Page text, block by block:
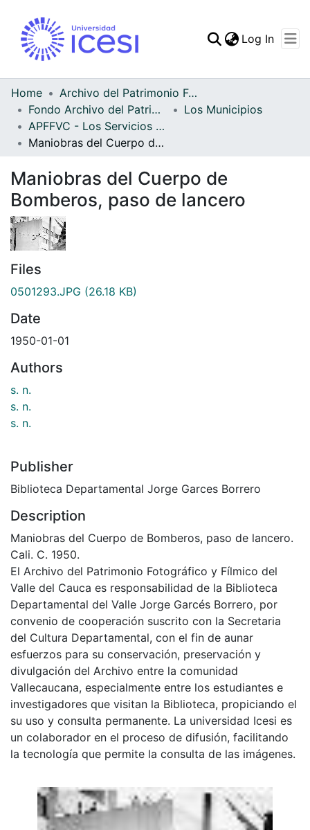
Statistics
Log In
Home
Archivo del Patrimonio Fotográfico y Fílmico del Valle del Cauca
Fondo Archivo del Patrimonio Fotográfico y Fílmico del Valle del Cauca
Los Municipios
APFFVC - Los Servicios Públicos - Patrimonial
Maniobras del Cuerpo de Bomberos, paso de lancero
Maniobras del Cuerpo de
Bomberos, paso de lancero
Files
0501293.JPG (26.18 KB)
Date
1950-01-01
Authors
s. n.
s. n.
s. n.
Publisher
Biblioteca Departamental Jorge Garces Borrero
Description
Maniobras del Cuerpo de Bomberos, paso de lancero.
Cali. C. 1950.
El Archivo del Patrimonio Fotográfico y Fílmico del
Valle del Cauca es responsabilidad de la Biblioteca
Departamental del Valle Jorge Garcés Borrero, por
convenio de cooperación suscrito con la Secretaria
del Cultura Departamental, con el fin de aunar
esfuerzos para su conservación, preservación y
divulgación del Archivo entre la comunidad
Vallecaucana, especialmente entre los estudiantes e
investigadores que visitan la Biblioteca, propiciando el
su uso y consulta permanente. La universidad Icesi es
un colaborador en el proceso de difusión, facilitando
la tecnología que permite la consulta de las imágenes.